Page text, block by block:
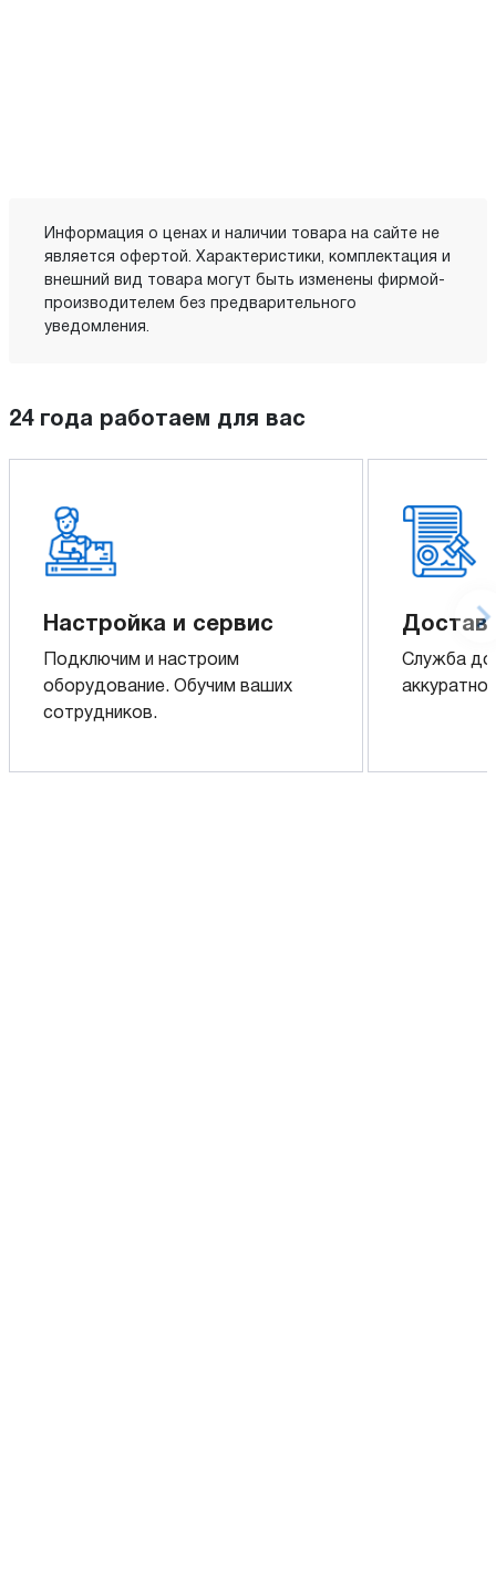
Информация о ценах и наличии товара на сайте не
является офертой. Характеристики, комплектация и
внешний вид товара могут быть изменены фирмой-
производителем без предварительного
уведомления.
24 года работаем для вас
Настройка и сервис
Подключим и настроим
оборудование. Обучим ваших
сотрудников.
Служба
аккуратно